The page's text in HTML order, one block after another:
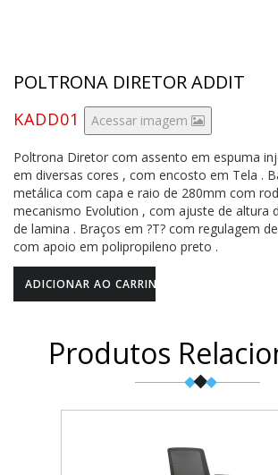
POLTRONA DIRETOR ADDIT
KADD01 Acessar imagem
Poltrona Diretor com assento em espuma
em diversas cores , com encosto em Tela .
metálica com capa e raio de 280mm com
mecanismo Evolution , com ajuste de altura
de lamina . Braços em ?T? com regulagem
com apoio em polipropileno preto .
Produtos